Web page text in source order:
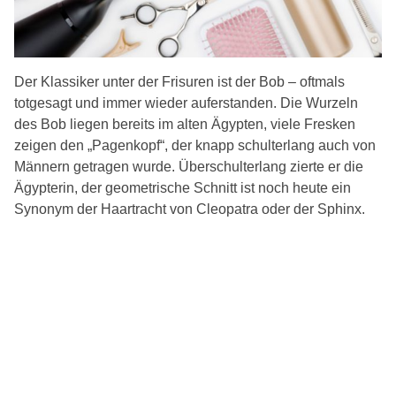
Der Klassiker unter der Frisuren ist der Bob – oftmals
totgesagt und immer wieder auferstanden. Die Wurzeln
des Bob liegen bereits im alten Ägypten, viele Fresken
zeigen den „Pagenkopf“, der knapp schulterlang auch von
Männern getragen wurde. Überschulterlang zierte er die
Ägypterin, der geometrische Schnitt ist noch heute ein
Synonym der Haartracht von Cleopatra oder der Sphinx.